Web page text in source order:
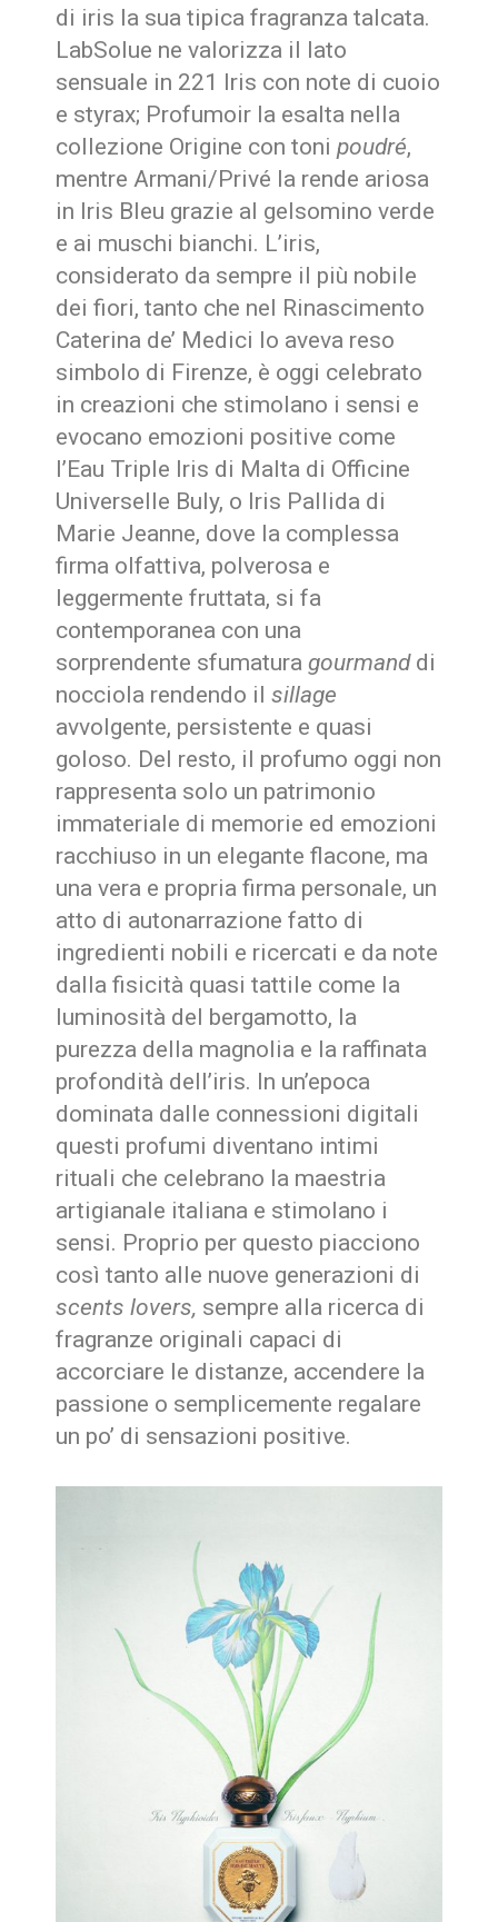
di iris la sua tipica fragranza talcata.
LabSolue ne valorizza il lato
sensuale in 221 Iris con note di cuoio
e styrax; Profumoir la esalta nella
collezione Origine con tonipoudré,
mentre Armani/Privé la rende ariosa
in Iris Bleu grazie al gelsomino verde
e ai muschi bianchi. L’iris,
considerato da sempre il più nobile
dei fiori, tanto che nel Rinascimento
Caterina de’ Medici lo aveva reso
simbolo di Firenze, è oggi celebrato
in creazioni che stimolano i sensi e
evocano emozioni positive come
l’Eau Triple Iris di Malta di Officine
Universelle Buly, o Iris Pallida di
Marie Jeanne, dove la complessa
firma olfattiva, polverosa e
leggermente fruttata, si fa
contemporanea con una
sorprendente sfumatura gourmanddi
nocciola rendendo ilsillage
avvolgente, persistente e quasi
goloso. Del resto, il profumo oggi non
rappresenta solo un patrimonio
immateriale di memorie ed emozioni
racchiuso in un elegante flacone, ma
una vera e propria firma personale, un
atto di autonarrazione fatto di
ingredienti nobili e ricercati e da note
dalla fisicità quasi tattile come la
luminosità del bergamotto, la
purezza della magnolia e la raffinata
profondità dell’iris. In un’epoca
dominata dalle connessioni digitali
questi profumi diventano intimi
rituali che celebrano la maestria
artigianale italiana e stimolano i
sensi. Proprio per questo piacciono
così tanto alle nuove generazioni di
scents lovers, sempre alla ricerca di
fragranze originali capaci di
accorciare le distanze, accendere la
passione o semplicemente regalare
un po’ di sensazioni positive.